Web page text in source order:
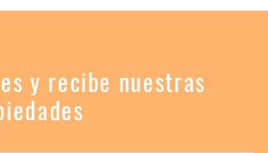
y recibe nuestras